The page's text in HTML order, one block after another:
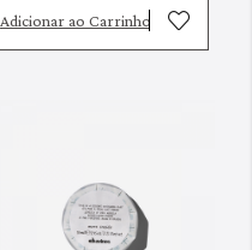
Adicionar ao Carrinho